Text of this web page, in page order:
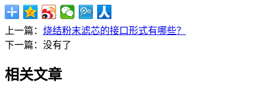
上一篇： 烧结粉末滤芯的接口形式有哪些？
下一篇：没有了
相关文章